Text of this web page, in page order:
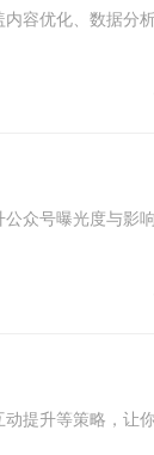
容优化、数据分
众号曝光度与影
提升等策略，让